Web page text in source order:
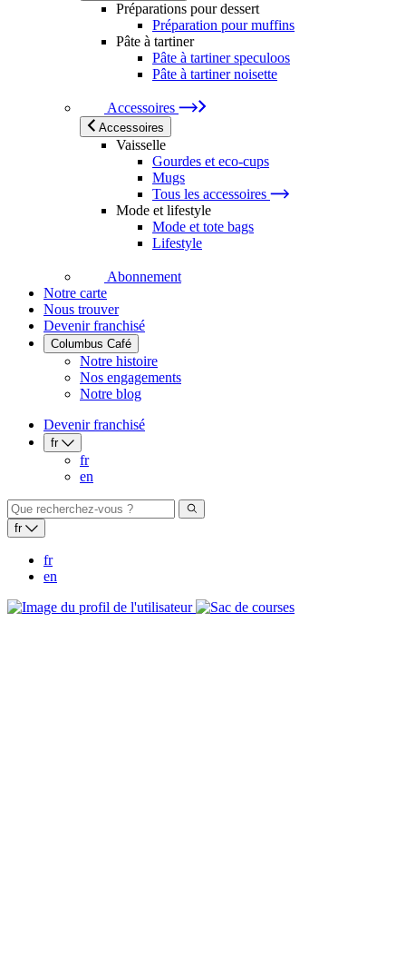
Préparations pour dessert
Préparation pour muffins
Pâte à tartiner
Pâte à tartiner speculoos
Pâte à tartiner noisette
Accessoires
Accessoires
Vaisselle
Gourdes et eco-cups
Mugs
Tous les accessoires
Mode et lifestyle
Mode et tote bags
Lifestyle
Abonnement
Notre carte
Nous trouver
Devenir franchisé
Columbus Café
Notre histoire
Nos engagements
Notre blog
Devenir franchisé
fr
fr
en
fr
fr
en